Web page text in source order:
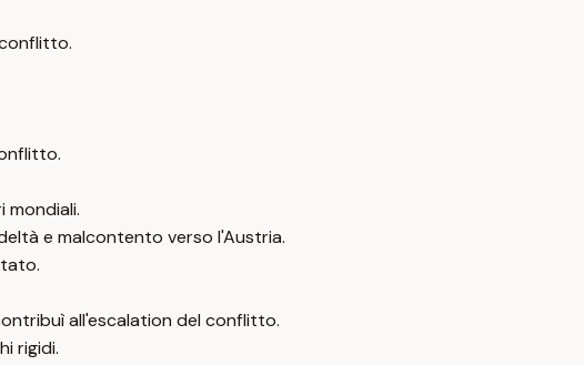
mondiali.
e malcontento verso l'Austria.
all'escalation del conflitto.
rigidi.